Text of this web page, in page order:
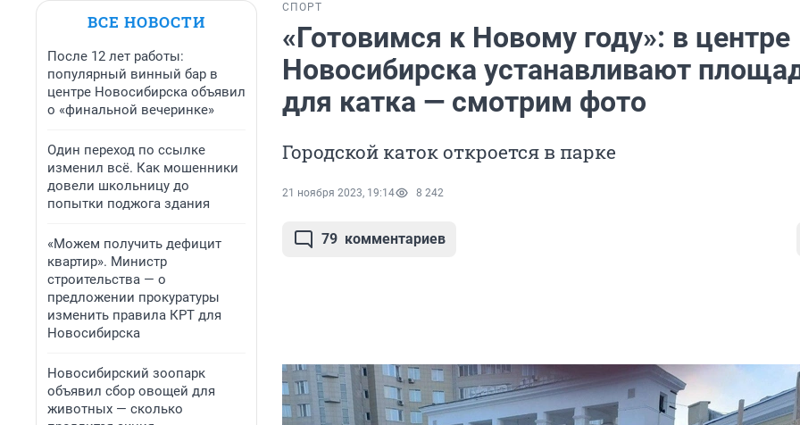
ВСЕ НОВОСТИ
После 12 лет работы:
популярный винный бар в
центре Новосибирска объявил
о «финальной вечеринке»
Один переход по ссылке
изменил всё. Как мошенники
довели школьницу до
попытки поджога здания
«Можем получить дефицит
квартир». Министр
строительства — о
предложении прокуратуры
изменить правила КРТ для
Новосибирска
Новосибирский зоопарк
объявил сбор овощей для
животных — сколько
СПОРТ
«Готовимся к Новому году»: в центре
Новосибирска устанавливают
для катка — смотрим фото
Городской каток откроется в парке
21 ноября 2023, 19:14 8 242
79 комментариев